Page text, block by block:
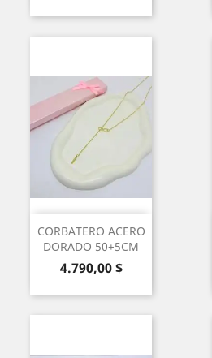
CORBATERO ACERO
DORADO 50+5CM
Precio
4.790,00 $